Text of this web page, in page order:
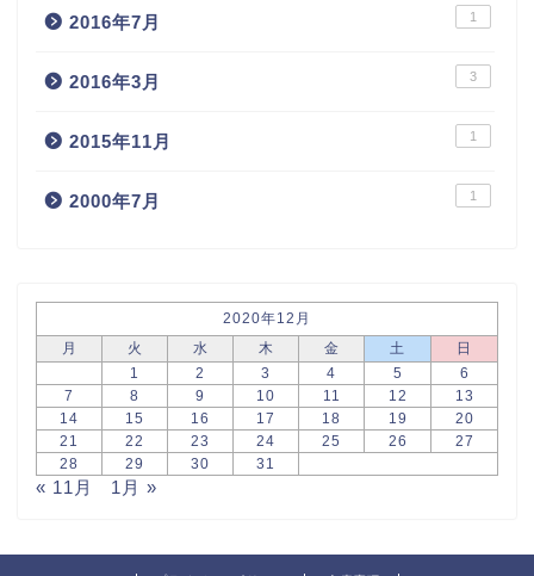
2016年7月 1
2016年3月 3
2015年11月 1
2000年7月 1
2020年12月
月
火 水 木 金 土
日
1
2 3 4 5
6
7
8 9 10 11 12
13
14
15 16 17 18 19
20
21
22 23 24 25 26
27
28
29 30 31
« 11月 1月 »